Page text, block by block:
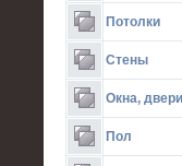
Потолки
Стены
Окна, двери
Пол